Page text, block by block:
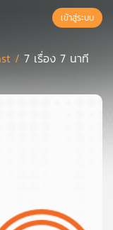
เข้าสู่ระบบ
/ 7 เรื่อง 7 นาที